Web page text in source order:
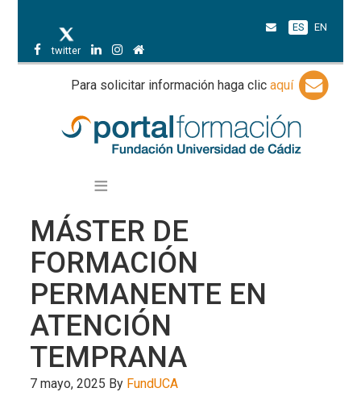
twitter
ES EN
Para solicitar información haga clic aquí
MÁSTER DE
FORMACIÓN
PERMANENTE EN
ATENCIÓN
TEMPRANA
7 mayo, 2025 By FundUCA